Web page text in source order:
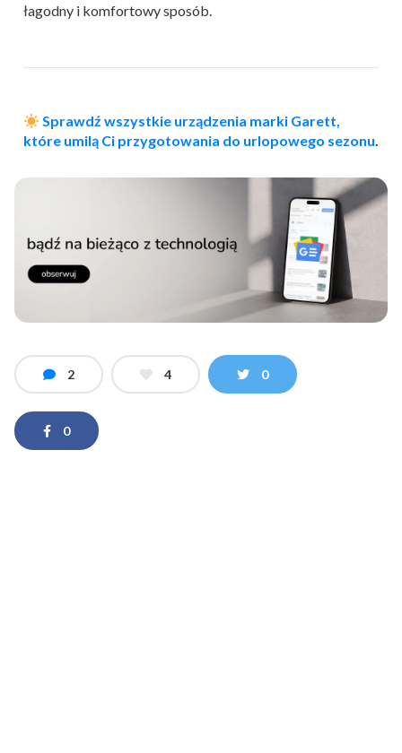
łagodny i komfortowy sposób.
Sprawdź wszystkie urządzenia marki Garett,
które umilą Ci przygotowania do urlopowego sezonu.
2 4 0
0